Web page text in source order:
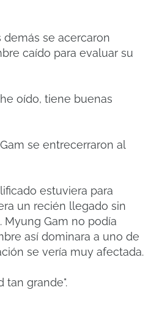
se acercaron
caído para evaluar su
oído, tiene buenas
se entrecerraron al
estuviera para
un recién llegado sin
Myung Gam no podía
así dominara a uno de
se vería muy afectada.
tan grande".